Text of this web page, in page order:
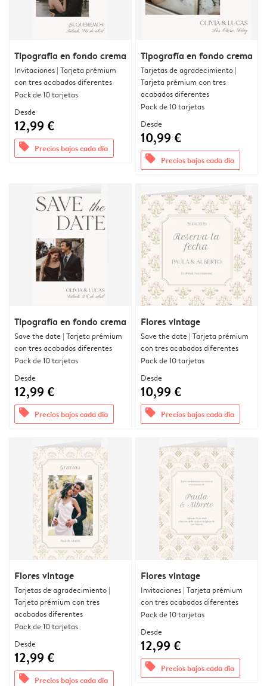
Tipografía en fondo crema
Invitaciones | Tarjeta prémium
con tres acabados diferentes
Pack de 10 tarjetas
Desde
12,99 €
offers Precios bajos cada día
Tipografía en fondo crema
Tarjetas de agradecimiento |
Tarjeta prémium con tres
acabados diferentes
Pack de 10 tarjetas
Desde
10,99 €
offers Precios bajos cada día
Tipografía en fondo crema
Save the date | Tarjeta prémium
con tres acabados diferentes
Pack de 10 tarjetas
Desde
12,99 €
offers Precios bajos cada día
Flores vintage
Save the date | Tarjeta prémium
con tres acabados diferentes
Pack de 10 tarjetas
Desde
10,99 €
offers Precios bajos cada día
Flores vintage
Tarjetas de agradecimiento |
Tarjeta prémium con tres
acabados diferentes
Pack de 10 tarjetas
Desde
12,99 €
offers Precios bajos cada día
Flores vintage
Invitaciones | Tarjeta prémium
con tres acabados diferentes
Pack de 10 tarjetas
Desde
12,99 €
offers Precios bajos cada día